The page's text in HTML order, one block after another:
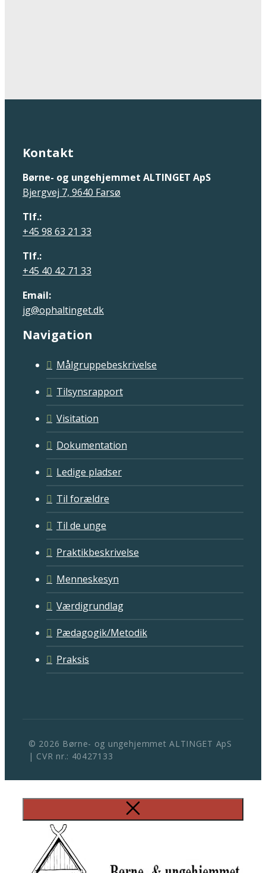
Kontakt
Børne- og ungehjemmet ALTINGET ApS
Bjergvej 7, 9640 Farsø
Tlf.:
+45 98 63 21 33
Tlf.:
+45 40 42 71 33
Email:
jg@ophaltinget.dk
Navigation
Målgruppebeskrivelse
Tilsynsrapport
Visitation
Dokumentation
Ledige pladser
Til forældre
Til de unge
Praktikbeskrivelse
Menneskesyn
Værdigrundlag
Pædagogik/Metodik
Praksis
© 2026 Børne- og ungehjemmet ALTINGET ApS
| CVR nr.: 40427133